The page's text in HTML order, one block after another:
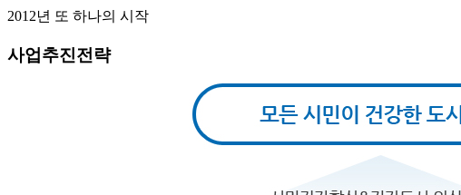
2012년 또 하나의 시작
사업추진전략